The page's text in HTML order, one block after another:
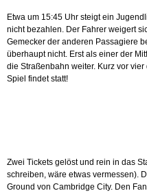
Etwa um 15:45 Uhr steigt ein
nicht bezahlen. Der Fahrer weigert
Gemecker der anderen Passagiere
überhaupt nicht. Erst als einer der
die Straßenbahn weiter. Kurz vor
Spiel findet statt!
Zwei Tickets gelöst und rein in das
schreiben, wäre etwas vermessen).
Ground von Cambridge City. Den